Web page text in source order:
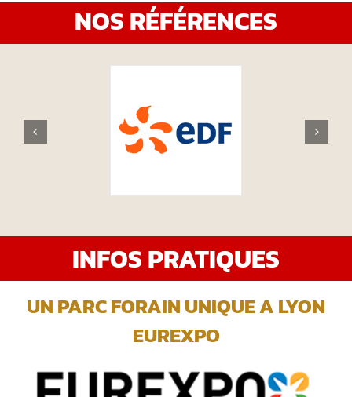
NOS RÉFÉRENCES
INFOS PRATIQUES
UN PARC FORAIN UNIQUE A LYON
EUREXPO